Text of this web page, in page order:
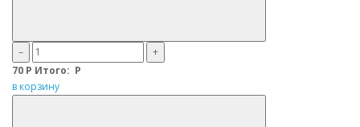
–
+
70 Р Итого: Р
в корзину